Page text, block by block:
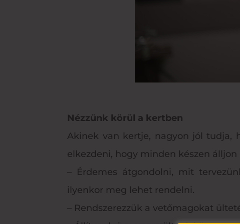
Nézzünk körül a kertben
Akinek van kertje, nagyon jól tudja,
elkezdeni, hogy minden készen
– Érdemes átgondolni, mit
ilyenkor meg lehet rendelni.
– Rendszerezzük a vetőmagokat